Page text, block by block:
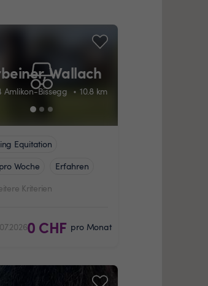
Wallach
Amlikon-Bissegg 10.8km
Equitation
Woche
Erfahren
Kriterien
0 CHF pro Monat